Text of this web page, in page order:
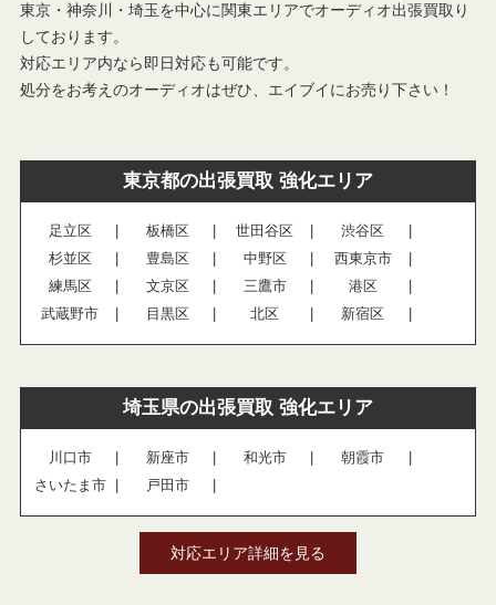
東京・神奈川・埼玉を中心に関東エリアでオーディオ出張買取り
しております。
対応エリア内なら即日対応も可能です。
処分をお考えのオーディオはぜひ、エイブイにお売り下さい！
東京都の出張買取 強化エリア
足立区 板橋区 世田谷区
渋谷区
杉並区
豊島区 中野区
西東京市
練馬区
文京区 三鷹市
港区
武蔵野市
目黒区 北区 新宿区
埼玉県の出張買取 強化エリア
川口市 新座市 和光市
朝霞市
さいたま市
戸田市
対応エリア詳細を見る